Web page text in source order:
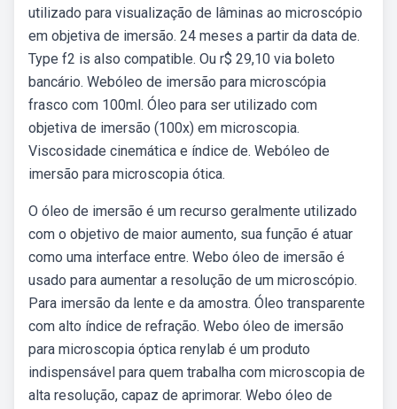
utilizado para visualização de lâminas ao microscópio
em objetiva de imersão. 24 meses a partir da data de.
Type f2 is also compatible. Ou r$ 29,10 via boleto
bancário. Webóleo de imersão para microscópia
frasco com 100ml. Óleo para ser utilizado com
objetiva de imersão (100x) em microscopia.
Viscosidade cinemática e índice de. Webóleo de
imersão para microscopia ótica.
O óleo de imersão é um recurso geralmente utilizado
com o objetivo de maior aumento, sua função é atuar
como uma interface entre. Webo óleo de imersão é
usado para aumentar a resolução de um microscópio.
Para imersão da lente e da amostra. Óleo transparente
com alto índice de refração. Webo óleo de imersão
para microscopia óptica renylab é um produto
indispensável para quem trabalha com microscopia de
alta resolução, capaz de aprimorar. Webo óleo de